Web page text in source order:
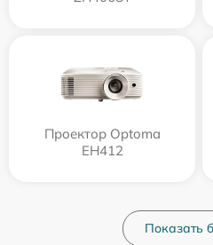
Проектор Optoma
EH412
Показать